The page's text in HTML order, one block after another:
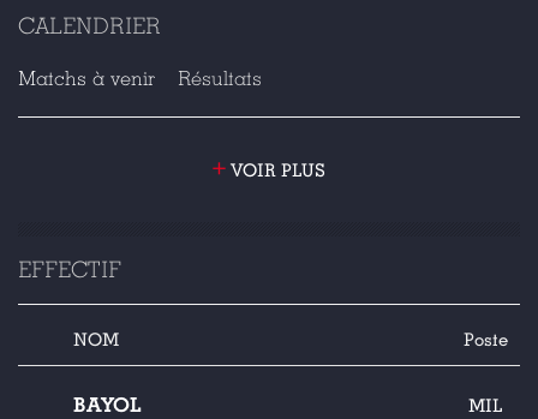
CALENDRIER
Matchs à venir Résultats
+ VOIR PLUS
EFFECTIF
NOM Poste
BAYOL MIL